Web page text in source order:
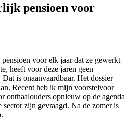
pensioen voor
voor elk jaar dat ze gewerkt
heeft voor deze jaren geen
is onaanvaardbaar. Het dossier
Recent heb ik mijn voorstelvoor
onthaalouders opnieuw op de agenda
sector zijn gevraagd. Na de zomer is